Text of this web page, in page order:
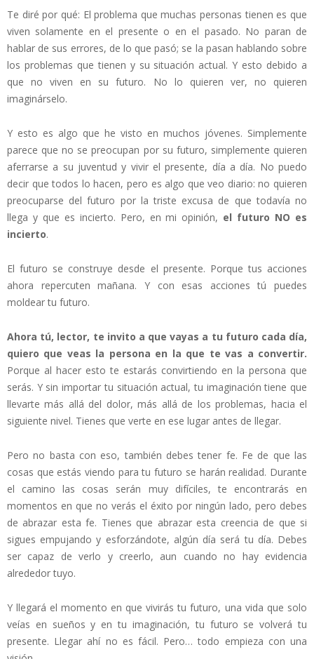
Te diré por qué: El problema que muchas personas tienen es que
viven solamente en el presente o en el pasado. No paran de
hablar de sus errores, de lo que pasó; se la pasan hablando sobre
los problemas que tienen y su situación actual. Y esto debido a
que no viven en su futuro. No lo quieren ver, no quieren
imaginárselo.
Y esto es algo que he visto en muchos jóvenes. Simplemente
parece que no se preocupan por su futuro, simplemente quieren
aferrarse a su juventud y vivir el presente, día a día. No puedo
decir que todos lo hacen, pero es algo que veo diario: no quieren
preocuparse del futuro por la triste excusa de que todavía no
llega y que es incierto. Pero, en mi opinión, el futuro NO es
incierto.
El futuro se construye desde el presente. Porque tus acciones
ahora repercuten mañana. Y con esas acciones tú puedes
moldear tu futuro.
Ahora tú, lector, te invito a que vayas a tu futuro cada día,
quiero que veas la persona en la que te vas a convertir.
Porque al hacer esto te estarás convirtiendo en la persona que
serás. Y sin importar tu situación actual, tu imaginación tiene que
llevarte más allá del dolor, más allá de los problemas, hacia el
siguiente nivel. Tienes que verte en ese lugar antes de llegar.
Pero no basta con eso, también debes tener fe. Fe de que las
cosas que estás viendo para tu futuro se harán realidad. Durante
el camino las cosas serán muy difíciles, te encontrarás en
momentos en que no verás el éxito por ningún lado, pero debes
de abrazar esta fe. Tienes que abrazar esta creencia de que si
sigues empujando y esforzándote, algún día será tu día. Debes
ser capaz de verlo y creerlo, aun cuando no hay evidencia
alrededor tuyo.
Y llegará el momento en que vivirás tu futuro, una vida que solo
veías en sueños y en tu imaginación, tu futuro se volverá tu
presente. Llegar ahí no es fácil. Pero… todo empieza con una